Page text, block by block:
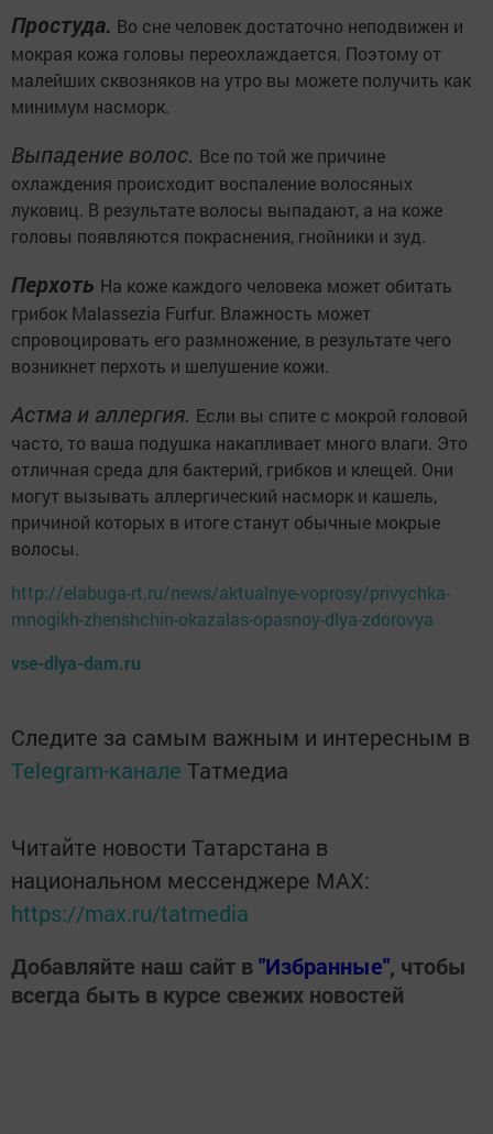
Простуда. Во сне человек достаточно неподвижен и
мокрая кожа головы переохлаждается. Поэтому от
малейших сквозняков на утро вы можете получить как
минимум насморк.
Выпадение волос. Все по той же причине
охлаждения происходит воспаление волосяных
луковиц. В результате волосы выпадают, а на коже
головы появляются покраснения, гнойники и зуд.
Перхоть На коже каждого человека может обитать
грибок Malassezia Furfur. Влажность может
спровоцировать его размножение, в результате чего
возникнет перхоть и шелушение кожи.
Астма и аллергия. Если вы спите с мокрой головой
часто, то ваша подушка накапливает много влаги. Это
отличная среда для бактерий, грибков и клещей. Они
могут вызывать аллергический насморк и кашель,
причиной которых в итоге станут обычные мокрые
волосы.
http://elabuga-rt.ru/news/aktualnye-voprosy/privychka-
mnogikh-zhenshchin-okazalas-opasnoy-dlya-zdorovya
vse-dlya-dam.ru
Следите за самым важным и интересным в
Telegram-канале Татмедиа
Читайте новости Татарстана в
национальном мессенджере MАХ:
https://max.ru/tatmedia
Добавляйте наш сайт в"Избранные", чтобы
всегда быть в курсе свежих новостей